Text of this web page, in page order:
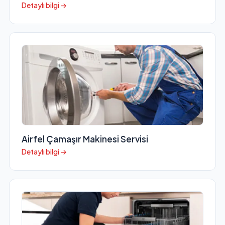
Detaylı bilgi →
Airfel Çamaşır Makinesi Servisi
Detaylı bilgi →